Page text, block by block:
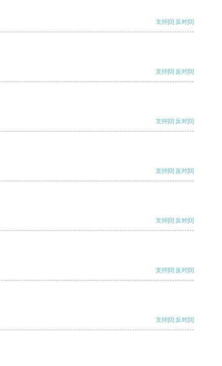
支持[0] 反对[0]
支持[0] 反对[0]
支持[0] 反对[0]
支持[0] 反对[0]
支持[0] 反对[0]
支持[0] 反对[0]
支持[0] 反对[0]